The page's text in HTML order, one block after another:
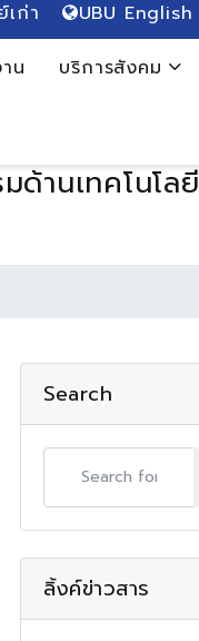
ก่า UBU English
น บริการสังคม
านเทคโนโลยี
Search
ลิ้งค์ข่าวสาร